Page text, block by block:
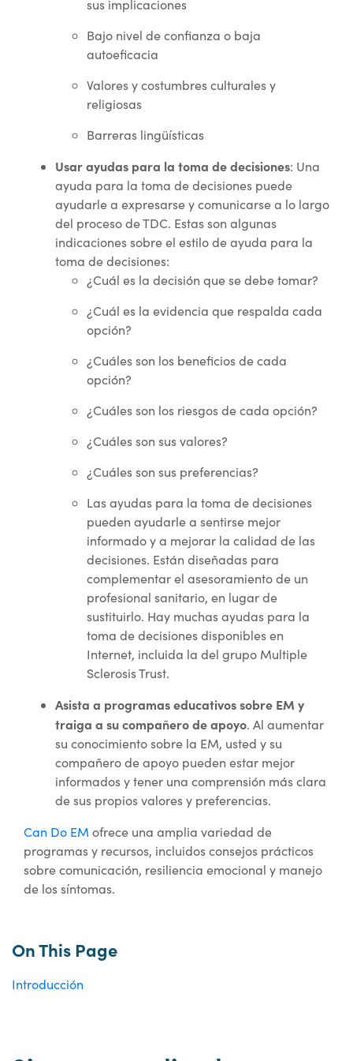
On This Page
Introducción
sus implicaciones
Bajo nivel de confianza o baja
autoeficacia
Valores y costumbres culturales y
religiosas
Barreras lingüísticas
Usar ayudas para la toma de decisiones: Una
ayuda para la toma de decisiones puede
ayudarle a expresarse y comunicarse a lo largo
del proceso de TDC. Estas son algunas
indicaciones sobre el estilo de ayuda para la
toma de decisiones:
¿Cuál es la decisión que se debe tomar?
¿Cuál es la evidencia que respalda cada
opción?
¿Cuáles son los beneficios de cada
opción?
¿Cuáles son los riesgos de cada opción?
¿Cuáles son sus valores?
¿Cuáles son sus preferencias?
Las ayudas para la toma de decisiones
pueden ayudarle a sentirse mejor
informado y a mejorar la calidad de las
decisiones. Están diseñadas para
complementar el asesoramiento de un
profesional sanitario, en lugar de
sustituirlo. Hay muchas ayudas para la
toma de decisiones disponibles en
Internet, incluida la del grupo Multiple
Sclerosis Trust.
Asista a programas educativos sobre EM y
traiga a su compañero de apoyo. Al aumentar
su conocimiento sobre la EM, usted y su
compañero de apoyo pueden estar mejor
informados y tener una comprensión más clara
de sus propios valores y preferencias.
Can Do EM ofrece una amplia variedad de
programas y recursos, incluidos consejos prácticos
sobre comunicación, resiliencia emocional y manejo
de los síntomas.